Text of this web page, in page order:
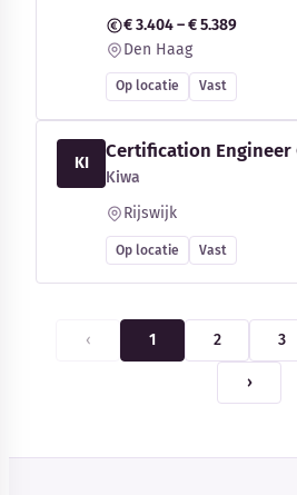
€ 3.404 – € 5.389
Den Haag
Op locatie Vast
KI
Certification Engineer
Kiwa
Rijswijk
Op locatie Vast
‹ 1 2 3
›